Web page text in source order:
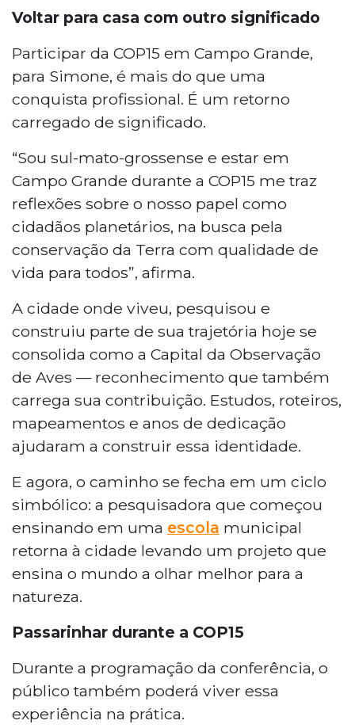
Voltar para casa com outro significado
Participar da COP15 em Campo Grande,
para Simone, é mais do que uma
conquista profissional. É um retorno
carregado de significado.
“Sou sul-mato-grossense e estar em
Campo Grande durante a COP15 me traz
reflexões sobre o nosso papel como
cidadãos planetários, na busca pela
conservação da Terra com qualidade de
vida para todos”, afirma.
A cidade onde viveu, pesquisou e
construiu parte de sua trajetória hoje se
consolida como a Capital da Observação
de Aves — reconhecimento que também
carrega sua contribuição. Estudos, roteiros,
mapeamentos e anos de dedicação
ajudaram a construir essa identidade.
E agora, o caminho se fecha em um ciclo
simbólico: a pesquisadora que começou
ensinando em uma escola municipal
retorna à cidade levando um projeto que
ensina o mundo a olhar melhor para a
natureza.
Passarinhar durante a COP15
Durante a programação da conferência, o
público também poderá viver essa
experiência na prática.